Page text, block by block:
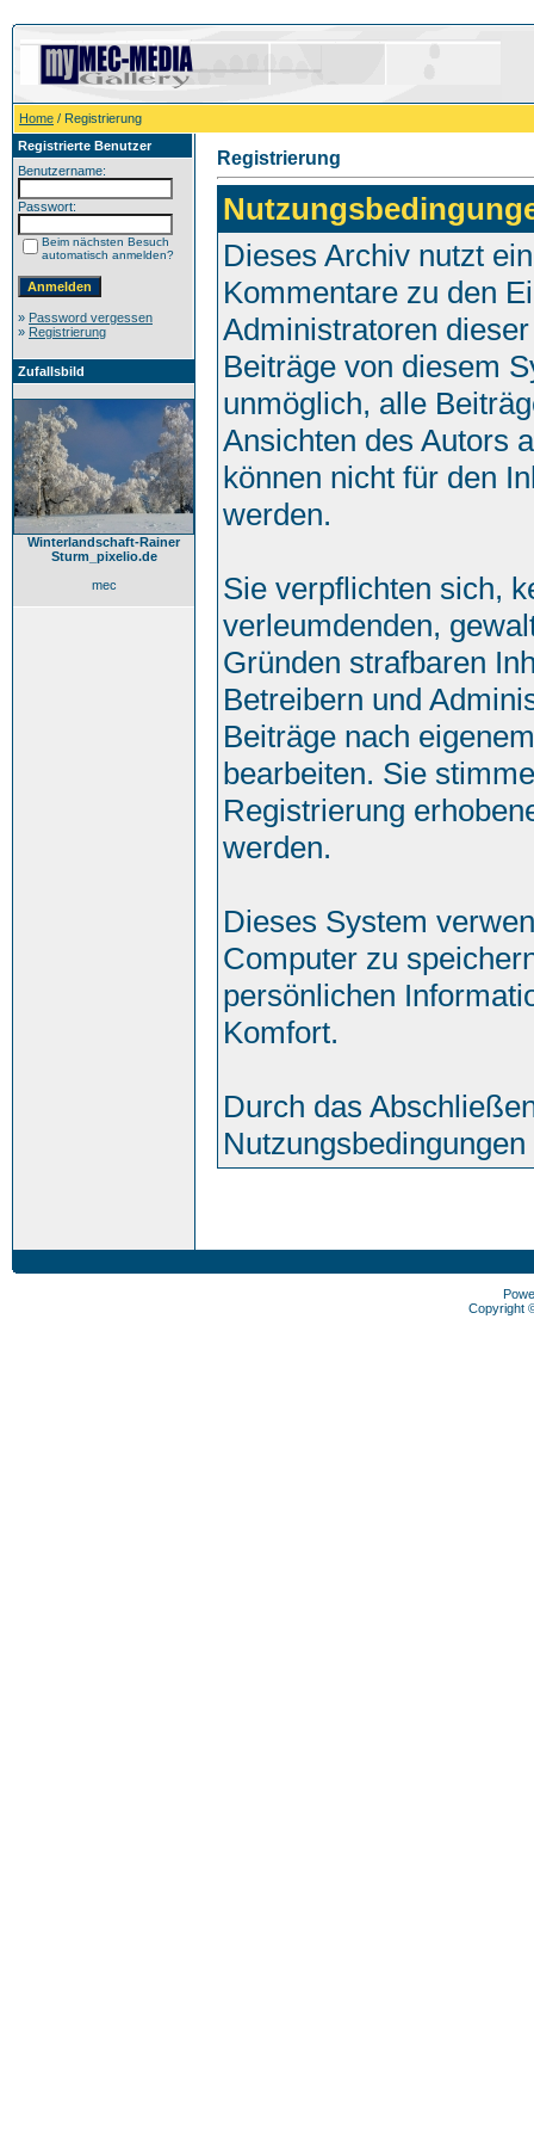
Home / Registrierung
Registrierte Benutzer
Benutzername:
Passwort:
Beim nächsten Besuch
automatisch anmelden?
» Password vergessen
» Registrierung
Zufallsbild
Winterlandschaft-Rainer
Sturm_pixelio.de
mec
Registrierung
Dieses Archiv nutzt
Kommentare zu den
Administratoren
Beiträge von diesem
unmöglich, alle
Ansichten des Autors
können nicht für den
werden.
Sie verpflichten sich,
verleumdenden,
Gründen strafbaren
Betreibern und
Beiträge nach
bearbeiten. Sie
Registrierung
werden.
Dieses System
Computer zu
persönlichen
Komfort.
Durch das
Nutzungsbedingungen
Copyright